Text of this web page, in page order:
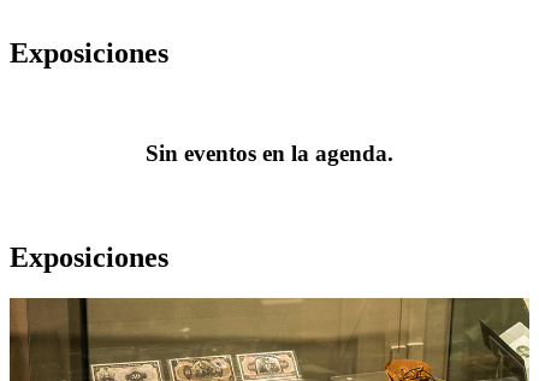
Exposiciones
Sin eventos en la agenda.
Exposiciones